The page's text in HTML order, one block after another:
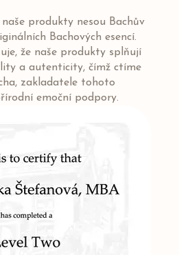
naše produkty nesou Bachův
Bachových esencí.
že naše produkty splňují
a autenticity, čímž ctíme
zakladatele tohoto
emoční podpory.